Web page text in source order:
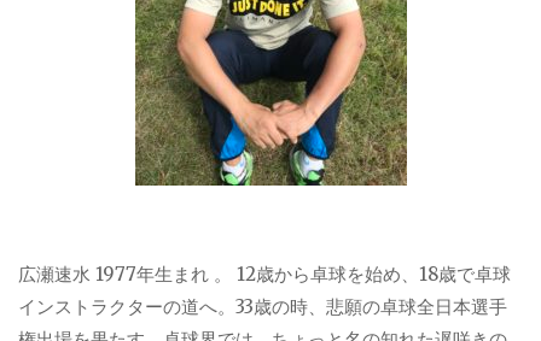
広瀬速水 1977年生まれ 。 12歳から卓球を始め、18歳で卓球
インストラクターの道へ。33歳の時、悲願の卓球全日本選手